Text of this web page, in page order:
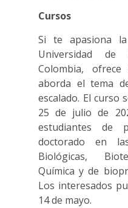
Cursos
Si te apasiona la
Universidad de
Colombia,
aborda el tema
escalado. El curso
25 de julio de
estudiantes de
doctorado en
Biológicas,
Química y de
Los interesados
14 de mayo.